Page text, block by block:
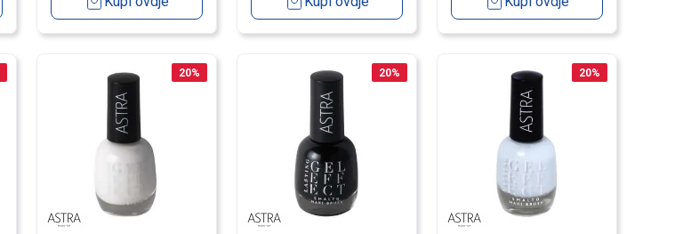
20% 20% 20%